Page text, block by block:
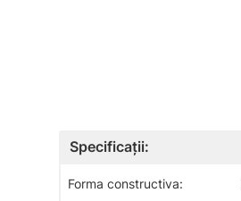
Specificații:
Forma constructiva: